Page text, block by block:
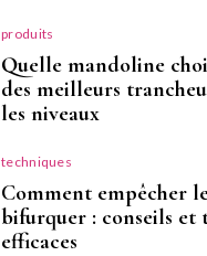
produits
Quelle mandoline
des meilleurs
les niveaux
techniques
Comment empêcher
bifurquer : conseils et
efficaces